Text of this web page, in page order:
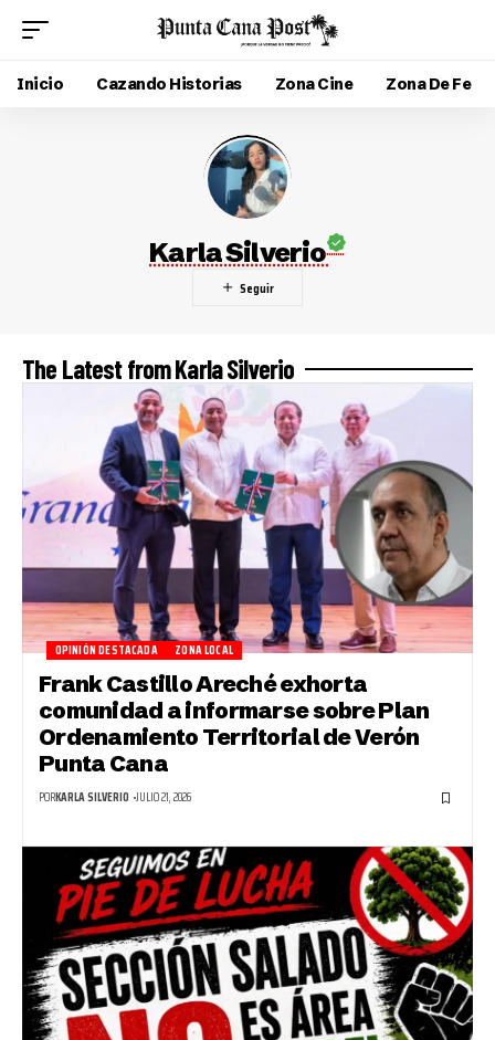
Inicio Cazando Historias Zona Cine Zona De Fe
Karla Silverio
The Latest from Karla Silverio
OPINIÓN DESTACADA ZONA LOCAL
Frank Castillo Areché exhorta
comunidad a informarse sobre Plan
Ordenamiento Territorial de Verón
Punta Cana
PORKARLA SILVERIO JULIO 21, 2026